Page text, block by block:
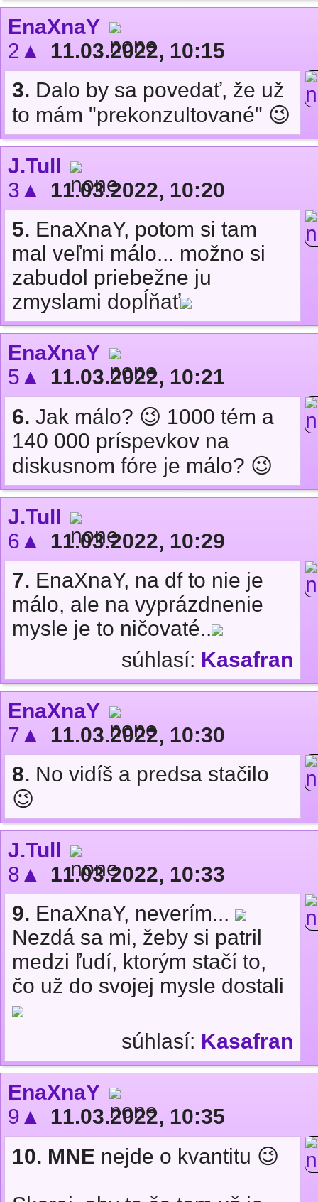
EnaXnaY
2▲
11.03.2022, 10:15
3. Dalo by sa povedať, že už
to mám "prekonzultované" 😉
J.Tull
3▲
11.03.2022, 10:20
5. EnaXnaY, potom si tam
mal veľmi málo... možno si
zabudol priebežne ju
zmyslami dopĺňať
EnaXnaY
5▲
11.03.2022, 10:21
6. Jak málo? 😉 1000 tém a
140 000 príspevkov na
diskusnom fóre je málo? 😉
J.Tull
6▲
11.03.2022, 10:29
7. EnaXnaY, na df to nie je
málo, ale na vyprázdnenie
mysle je to ničovaté..
súhlasí: Kasafran
EnaXnaY
7▲
11.03.2022, 10:30
8. No vidíš a predsa stačilo
😉
J.Tull
8▲
11.03.2022, 10:33
9. EnaXnaY, neverím...
Nezdá sa mi, žeby si patril
medzi ľudí, ktorým stačí to,
čo už do svojej mysle dostali
súhlasí: Kasafran
EnaXnaY
9▲
11.03.2022, 10:35
10. MNE nejde o kvantitu 😉